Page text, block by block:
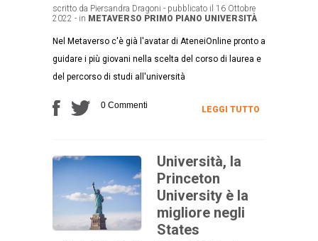
scritto da Piersandra Dragoni - pubblicato il 16 Ottobre
2022 - in METAVERSO PRIMO PIANO UNIVERSITÀ
Nel Metaverso c'è già l'avatar di AteneiOnline pronto a
guidare i più giovani nella scelta del corso di laurea e
del percorso di studi all'università
0 Commenti LEGGI TUTTO
Università, la
Princeton
University è la
migliore negli
States